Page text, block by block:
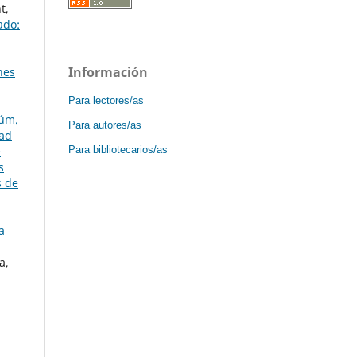
de
Información
Para lectores/as
Para autores/as
Para bibliotecarios/as